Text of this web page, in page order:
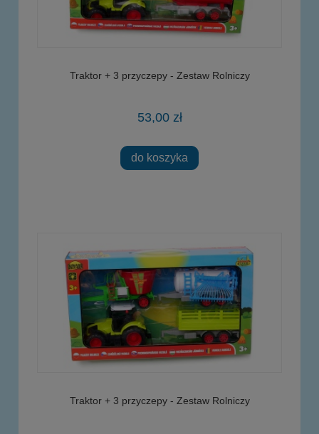
Traktor + 3 przyczepy - Zestaw Rolniczy
53,00 zł
do koszyka
Traktor + 3 przyczepy - Zestaw Rolniczy